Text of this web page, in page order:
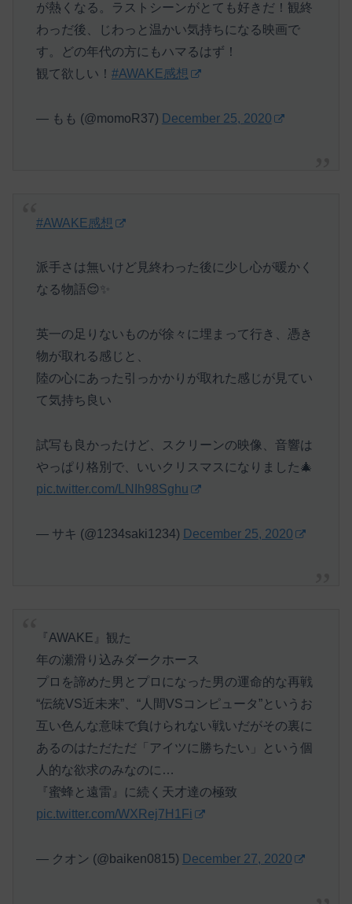
が熱くなる。ラストシーンがとても好きだ！観終
わっだ後、じわっと温かい気持ちになる映画で
す。どの年代の方にもハマるはず！
観て欲しい！ #AWAKE感想
— もも (@momoR37) December 25, 2020
#AWAKE感想
派手さは無いけど見終わった後に少し心が暖かく
なる物語😌✨
英一の足りないものが徐々に埋まって行き、憑き
物が取れる感じと、
陸の心にあった引っかかりが取れた感じが見てい
て気持ち良い
試写も良かったけど、スクリーンの映像、音響は
やっぱり格別で、いいクリスマスになりました🎄
pic.twitter.com/LNIh98Sghu
— サキ (@1234saki1234) December 25, 2020
『AWAKE』観た
年の瀬滑り込みダークホース
プロを諦めた男とプロになった男の運命的な再戦
“伝統VS近未来”、“人間VSコンピュータ”というお
互い色んな意味で負けられない戦いだがその裏に
あるのはただただ「アイツに勝ちたい」という個
人的な欲求のみなのに…
『蜜蜂と遠雷』に続く天才達の極致
pic.twitter.com/WXRej7H1Fi
— クオン (@baiken0815) December 27, 2020